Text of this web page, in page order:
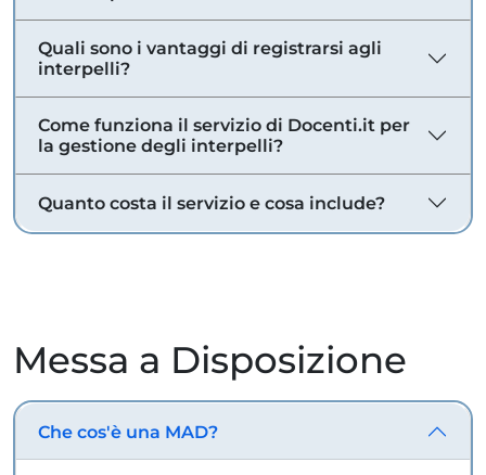
Quali sono i vantaggi di registrarsi agli
interpelli?
Come funziona il servizio di Docenti.it per
la gestione degli interpelli?
Quanto costa il servizio e cosa include?
Messa a Disposizione
Che cos'è una MAD?